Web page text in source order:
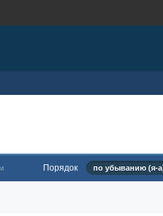
Порядок по убыванию (я-